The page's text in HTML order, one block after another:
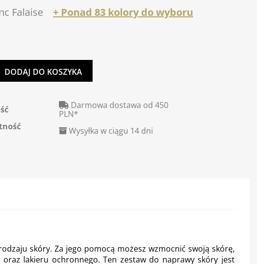
Falaise
+ Ponad 83 kolory do wyboru
DODAJ DO KOSZYKA
Darmowa dostawa od 450
PLN*
Wysyłka w ciągu 14 dni
skóry. Za jego pomocą możesz wzmocnić swoją skórę,
oraz lakieru ochronnego. Ten zestaw do naprawy skóry jest